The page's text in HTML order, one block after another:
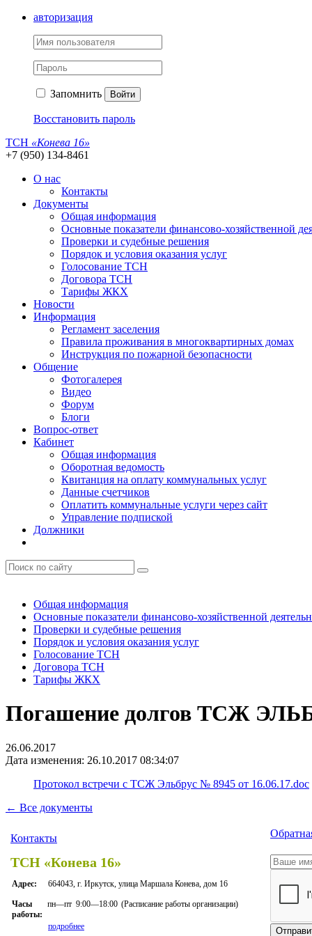
авторизация
Запомнить Войти
Восстановить пароль
ТСН «Конева 16»
+7 (950) 134-8461
О нас
Контакты
Документы
Общая информация
Основные показатели финансово-хозяйственной
Проверки и судебные решения
Порядок и условия оказания услуг
Голосование ТСН
Договора ТСН
Тарифы ЖКХ
Новости
Информация
Регламент заселения
Правила проживания в многоквартирных домах
Инструкция по пожарной безопасности
Общение
Фотогалерея
Видео
Форум
Блоги
Вопрос-ответ
Кабинет
Общая информация
Оборотная ведомость
Квитанция на оплату коммунальных услуг
Данные счетчиков
Оплатить коммунальные услуги через сайт
Управление подпиской
Должники
Общая информация
Основные показатели финансово-хозяйственной
Проверки и судебные решения
Порядок и условия оказания услуг
Голосование ТСН
Договора ТСН
Тарифы ЖКХ
Погашение долгов ТСЖ
26.06.2017
Дата изменения: 26.10.2017 08:34:07
Протокол встречи с ТСЖ Эльбрус № 8945 от 16.06.17.doc
← Все документы
Контакты
ТСН «Конева 16»
Адрес: 664043, г. Иркутск, улица Маршала Конева, дом 16
Часы
работы:
пн—пт 9:00—18:00 (Расписание работы организации)
подробнее